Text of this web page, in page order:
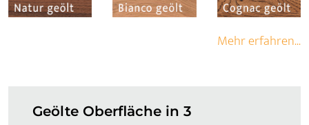
Mehr erfahren...
Geölte Oberfläche in 3